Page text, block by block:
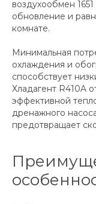
воздухообмен
обновление и
комнате.
Минимальная
охлаждения и
способствует
Хладагент R410A
эффективной
дренажного
предотвращает